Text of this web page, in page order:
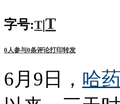
字号:T|T
0 人参与0条评论打印转发
6月9日， 哈